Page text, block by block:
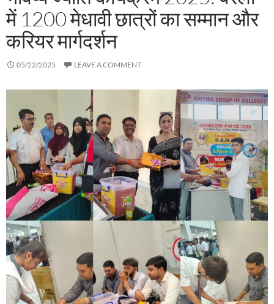
में 1200 मेधावी छात्रों का सम्मान और
करियर मार्गदर्शन
05/22/2025 LEAVE A COMMENT